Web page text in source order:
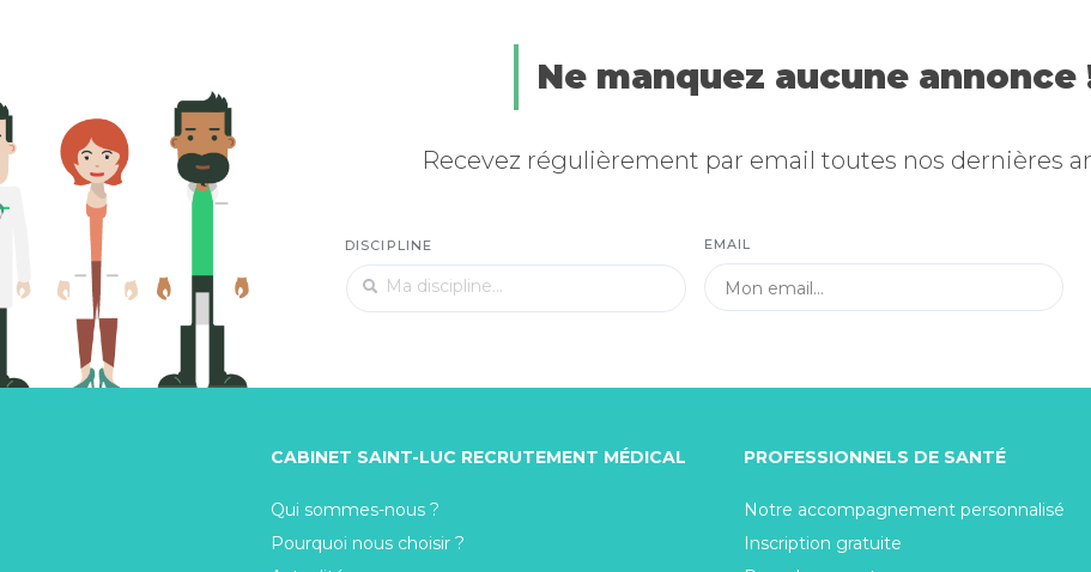
Ne manquez aucune annonce
Recevez régulièrement par email toutes nos dernières
DISCIPLINE EMAIL
CABINET SAINT-LUC RECRUTEMENT MÉDICAL
Qui sommes-nous ?
Pourquoi nous choisir ?
PROFESSIONNELS DE SANTÉ
Notre accompagnement personnalisé
Inscription gratuite